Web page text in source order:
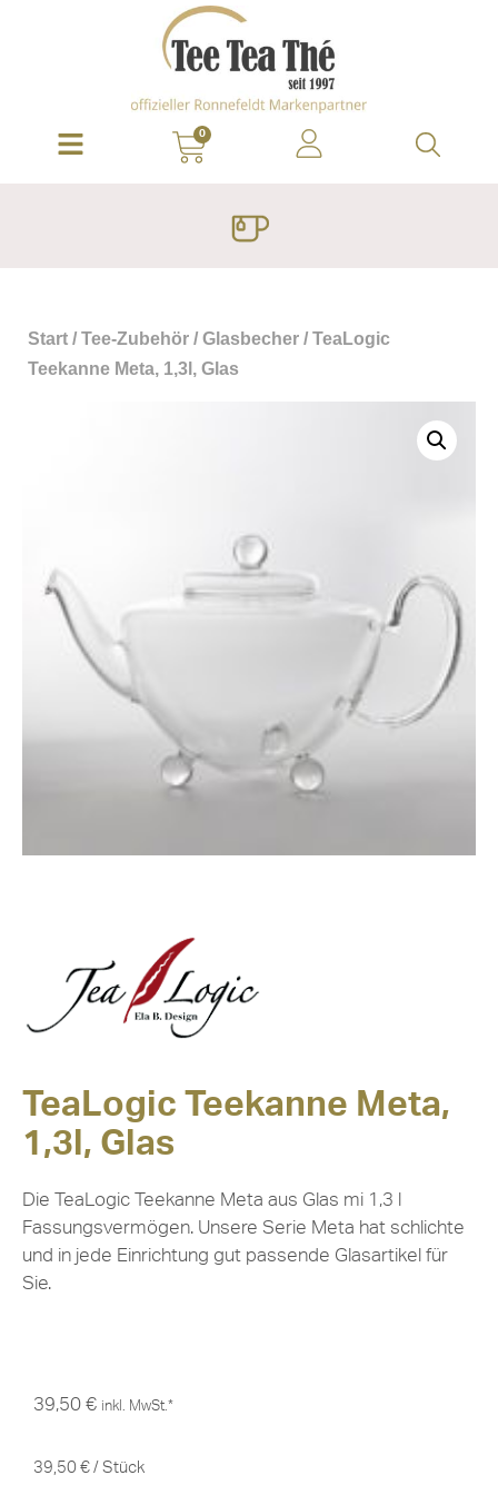
0
Start / Tee-Zubehör / Glasbecher / TeaLogic
Teekanne Meta, 1,3l, Glas
TeaLogic Teekanne Meta,
1,3l, Glas
Die TeaLogic Teekanne Meta aus Glas mi 1,3 l
Fassungsvermögen. Unsere Serie Meta hat schlichte
und in jede Einrichtung gut passende Glasartikel für
Sie.
39,50 € inkl. MwSt.*
39,50 € / Stück